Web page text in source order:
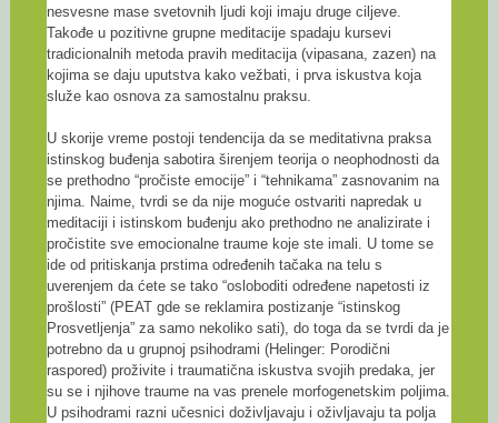
nesvesne mase svetovnih ljudi koji imaju druge ciljeve.
Takođe u pozitivne grupne meditacije spadaju kursevi
tradicionalnih metoda pravih meditacija (vipasana, zazen) na
kojima se daju uputstva kako vežbati, i prva iskustva koja
služe kao osnova za samostalnu praksu.
U skorije vreme postoji tendencija da se meditativna praksa
istinskog buđenja sabotira širenjem teorija o neophodnosti da
se prethodno “pročiste emocije” i “tehnikama” zasnovanim na
njima. Naime, tvrdi se da nije moguće ostvariti napredak u
meditaciji i istinskom buđenju ako prethodno ne analizirate i
pročistite sve emocionalne traume koje ste imali. U tome se
ide od pritiskanja prstima određenih tačaka na telu s
uverenjem da ćete se tako “osloboditi određene napetosti iz
prošlosti” (PEAT gde se reklamira postizanje “istinskog
Prosvetljenja” za samo nekoliko sati), do toga da se tvrdi da je
potrebno da u grupnoj psihodrami (Helinger: Porodični
raspored) proživite i traumatična iskustva svojih predaka, jer
su se i njihove traume na vas prenele morfogenetskim poljima.
U psihodrami razni učesnici doživljavaju i oživljavaju ta polja